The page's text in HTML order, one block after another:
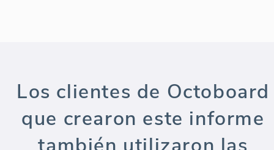
Los clientes de Octoboard
que crearon este informe